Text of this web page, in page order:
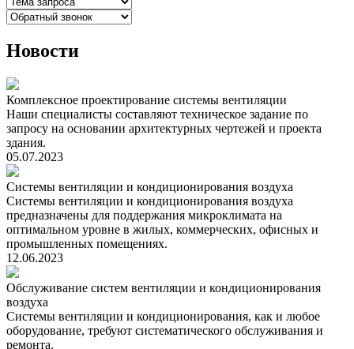
Новости
Комплексное проектирование системы вентиляции
Наши специалисты составляют техническое задание по
запросу на основании архитектурных чертежей и проекта
здания.
05.07.2023
Системы вентиляции и кондиционирования воздуха
Системы вентиляции и кондиционирования воздуха
предназначены для поддержания микроклимата на
оптимальном уровне в жилых, коммерческих, офисных и
промышленных помещениях.
12.06.2023
Обслуживание систем вентиляции и кондиционирования
воздуха
Системы вентиляции и кондиционирования, как и любое
оборудование, требуют систематического обслуживания и
ремонта.